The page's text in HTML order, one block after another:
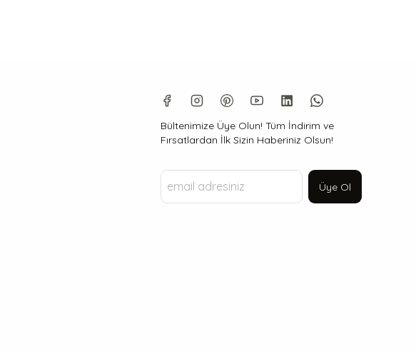
Bültenimize Üye Olun! Tüm İndirim ve
Fırsatlardan İlk Sizin Haberiniz Olsun!
Üye Ol